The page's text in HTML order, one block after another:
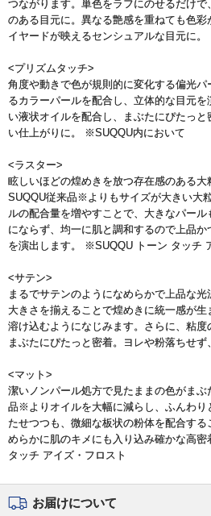
つながります。単色をラフにのせるだけ
のある目元に。異なる艶感を重ねても色
イヤードが映えるセンシュアルな目元に。
<プリズムタッチ>
角度や動きで色が規則的に変化する偏光
るカラーパールを配合し、立体的な目元
い液状オイルを配合し、まぶたにぴたっ
い仕上がりに。 ※SUQQU内において
<ラスター>
眩しいほどの煌めきを放つ存在感のある大
SUQQU従来品※よりもサイズが大きい大
ルの配合量を増やすことで、大きなパー
にならず、均一に肌と調和するので上品
を演出します。 ※SUQQU トーン タッチ
<サテン>
まるでサテンのようになめらかで上品な
大きさを揃えることで煌めきに統一感が
溶け込むようになじみます。さらに、粘度
まぶたにぴたっと密着。ヨレや粉落ちせず
<マット>
潔いノンパール処方で見たままの色がま
品※よりオイルを大幅に減らし、ふんわり
たせつつも、微細な板状の粉体を配合す
めらかに肌のキメにも入り込み確かな高
タッチ アイズ・フロスト
お届けについて